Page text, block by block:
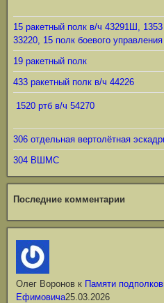
15 ракетный полк в/ч 43291Ш,
33220, 15 полк боевого
19 ракетный полк
433 ракетный полк в/ч 44226
1520 ртб в/ч 54270
306 отдельная вертолётная
304 ВШМС
Последние комментарии
Олег Воронов к Памяти
Ефимовича25.03.2026